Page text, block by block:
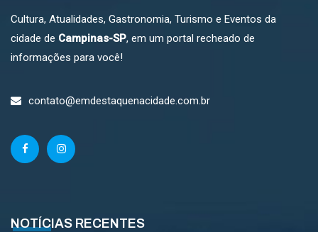
Cultura, Atualidades, Gastronomia, Turismo e Eventos da
cidade de Campinas-SP, em um portal recheado de
informações para você!
contato@emdestaquenacidade.com.br
NOTÍCIAS RECENTES